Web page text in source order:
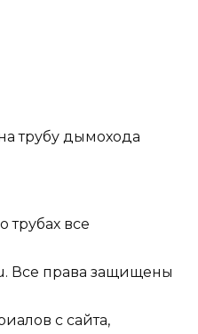
трубу дымохода
трубах все
Все права защищены
с сайта,